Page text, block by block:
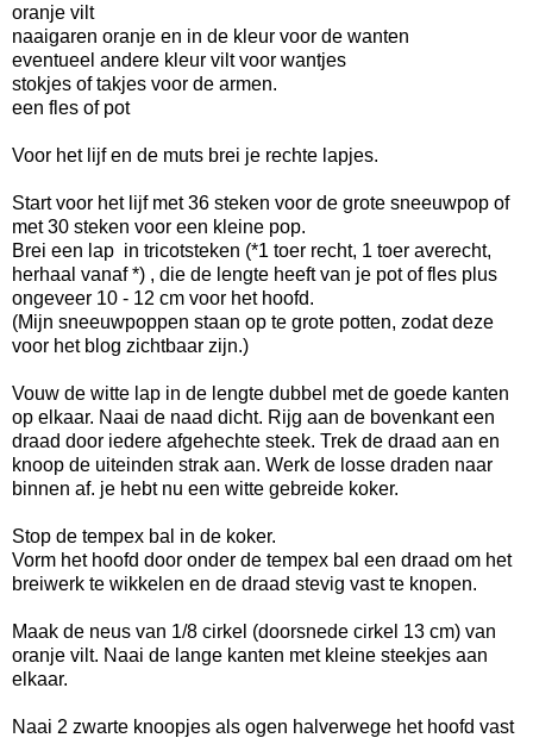
oranje vilt
naaigaren oranje en in de kleur voor de wanten
eventueel andere kleur vilt voor wantjes
stokjes of takjes voor de armen.
een fles of pot
Voor het lijf en de muts brei je rechte lapjes.
Start voor het lijf met 36 steken voor de grote sneeuwpop of
met 30 steken voor een kleine pop.
Brei een lap in tricotsteken (*1 toer recht, 1 toer averecht,
herhaal vanaf *) , die de lengte heeft van je pot of fles plus
ongeveer 10 - 12 cm voor het hoofd.
(Mijn sneeuwpoppen staan op te grote potten, zodat deze
voor het blog zichtbaar zijn.)
Vouw de witte lap in de lengte dubbel met de goede kanten
op elkaar. Naai de naad dicht. Rijg aan de bovenkant een
draad door iedere afgehechte steek. Trek de draad aan en
knoop de uiteinden strak aan. Werk de losse draden naar
binnen af. je hebt nu een witte gebreide koker.
Stop de tempex bal in de koker.
Vorm het hoofd door onder de tempex bal een draad om het
breiwerk te wikkelen en de draad stevig vast te knopen.
Maak de neus van 1/8 cirkel (doorsnede cirkel 13 cm) van
oranje vilt. Naai de lange kanten met kleine steekjes aan
elkaar.
Naai 2 zwarte knoopjes als ogen halverwege het hoofd vast